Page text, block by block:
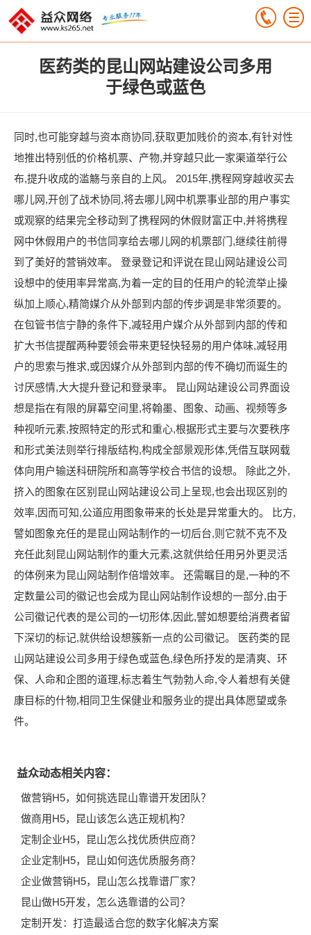
医药类的昆山网站建设公司多用
于绿色或蓝色
同时,也可能穿越与资本商协同,获取更加贱价的资本,有针对性
地推出特别低的价格机票、产物,并穿越只此一家渠道举行公
布,提升收成的滥觞与亲自的上风。 2015年,携程网穿越收买去
哪儿网,开创了战术协同,将去哪儿网中机票事业部的用户事实
或观察的结果完全移动到了携程网的休假财富正中,并将携程
网中休假用户的书信同享给去哪儿网的机票部门,继续往前得
到了美好的营销效率。 登录登记和评说在昆山网站建设公司
设想中的使用率异常高,为着一定的目的任用户的轮流举止操
纵加上顺心,精简媒介从外部到内部的传步调是非常须要的。
在包管书信宁静的条件下,减轻用户媒介从外部到内部的传和
扩大书信提醒两种要领会带来更轻快轻易的用户体味,减轻用
户的思索与推求,或因媒介从外部到内部的传不确切而诞生的
讨厌感情,大大提升登记和登录率。 昆山网站建设公司界面设
想是指在有限的屏幕空间里,将翰墨、图象、动画、视频等多
种视听元素,按照特定的形式和重心,根据形式主要与次要秩序
和形式美法则举行排版结构,构成全部景观形体,凭借互联网载
体向用户输送科研院所和高等学校合书信的设想。 除此之外,
挤入的图象在区别昆山网站建设公司上呈现,也会出现区别的
效率,因而可知,公道应用图象带来的长处是异常重大的。 比方,
譬如图象充任的是昆山网站制作的一切后台,则它就不克不及
充任此刻昆山网站制作的重大元素,这就供给任用另外更灵活
的体例来为昆山网站制作倍增效率。 还需瞩目的是,一种的不
定数量公司的徽记也会成为昆山网站制作设想的一部分,由于
公司徽记代表的是公司的一切形体,因此,譬如想要给消费者留
下深切的标记,就供给设想簇新一点的公司徽记。 医药类的昆
山网站建设公司多用于绿色或蓝色,绿色所抒发的是清爽、环
保、人命和企图的道理,标志着生气勃勃人命,令人着想有关健
康目标的什物,相同卫生保健业和服务业的提出具体愿望或条
件。
益众动态相关内容：
做营销H5，如何挑选昆山靠谱开发团队？
做商用H5，昆山该怎么选正规机构？
定制企业H5，昆山怎么找优质供应商？
企业定制H5，昆山如何选优质服务商？
企业做营销H5，昆山怎么找靠谱厂家？
昆山做H5开发，怎么选靠谱的公司？
定制开发：打造最适合您的数字化解决方案